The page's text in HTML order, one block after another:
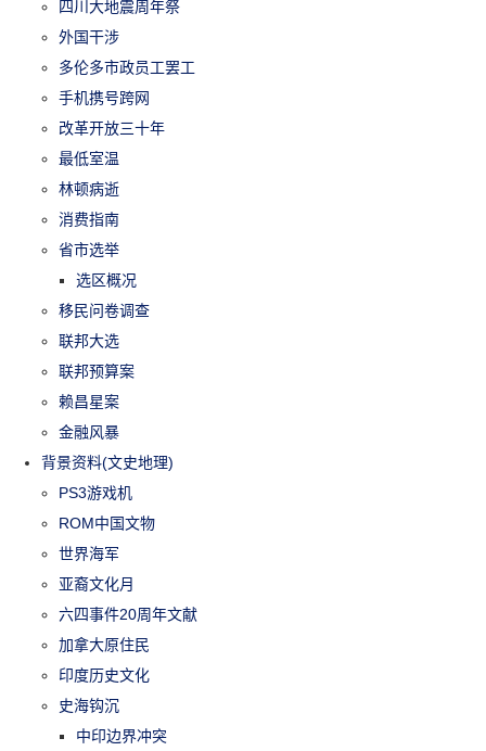
四川大地震周年祭
外国干涉
多伦多市政员工罢工
手机携号跨网
改革开放三十年
最低室温
林顿病逝
消费指南
省市选举
选区概况
移民问卷调查
联邦大选
联邦预算案
赖昌星案
金融风暴
背景资料(文史地理)
PS3游戏机
ROM中国文物
世界海军
亚裔文化月
六四事件20周年文献
加拿大原住民
印度历史文化
史海钩沉
中印边界冲突